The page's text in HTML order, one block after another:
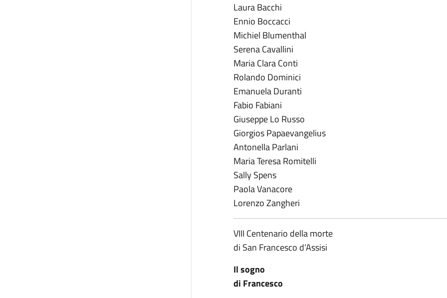
Laura Bacchi
Ennio Boccacci
Michiel Blumenthal
Serena Cavallini
Maria Clara Conti
Rolando Dominici
Emanuela Duranti
Fabio Fabiani
Giuseppe Lo Russo
Giorgios Papaevangelius
Antonella Parlani
Maria Teresa Romitelli
Sally Spens
Paola Vanacore
Lorenzo Zangheri
VIII Centenario della morte
di San Francesco d’Assisi
Il sogno
di Francesco